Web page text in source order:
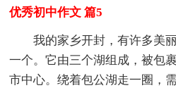
优秀初中作文 篇5
我的家乡开封，有许多美
一个。它由三个湖组成，被包
市中心。绕着包公湖走一圈，